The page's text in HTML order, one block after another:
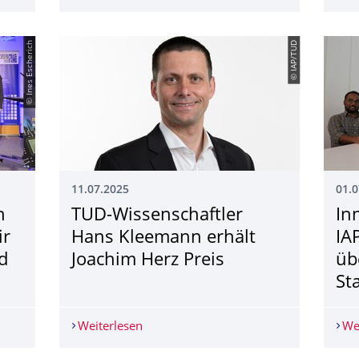
© Ines Escherich
zeichnet Dr. Rakesh Nair mit Förderpreis „Richard Hartmann“
© IAP/TUD
11.07.2025
TUD-Wissenschaftler
Hans Kleemann erhält
Joachim Herz Preis
Weiterlesen TUD-Wissenschaftler Hans Kleemann